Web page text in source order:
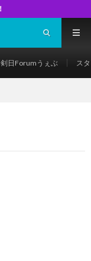
剣日Forumうぇぶ ス